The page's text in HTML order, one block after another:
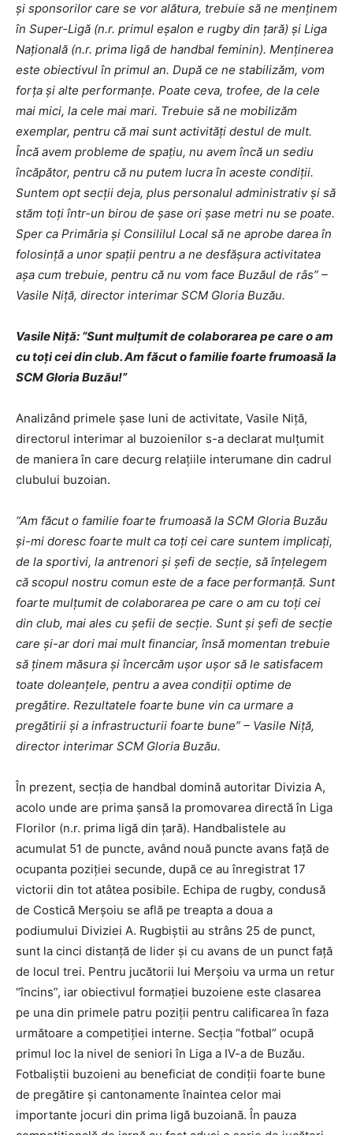
şi sponsorilor care se vor alătura, trebuie să ne menţinem
în Super-Ligă (n.r. primul eşalon e rugby din ţară) şi Liga
Naţională (n.r. prima ligă de handbal feminin). Menţinerea
este obiectivul în primul an. După ce ne stabilizăm, vom
forţa şi alte performanţe. Poate ceva, trofee, de la cele
mai mici, la cele mai mari. Trebuie să ne mobilizăm
exemplar, pentru că mai sunt activităţi destul de mult.
Încă avem probleme de spaţiu, nu avem încă un sediu
încăpător, pentru că nu putem lucra în aceste condiţii.
Suntem opt secţii deja, plus personalul administrativ şi să
stăm toţi într-un birou de şase ori şase metri nu se poate.
Sper ca Primăria şi Consililul Local să ne aprobe darea în
folosinţă a unor spaţii pentru a ne desfăşura activitatea
aşa cum trebuie, pentru că nu vom face Buzăul de râs” –
Vasile Niţă, director interimar SCM Gloria Buzău.
Vasile Niţă: “Sunt mulţumit de colaborarea pe care o am
cu toţi cei din club. Am făcut o familie foarte frumoasă la
SCM Gloria Buzău!”
Analizând primele şase luni de activitate, Vasile Niţă,
directorul interimar al buzoienilor s-a declarat mulţumit
de maniera în care decurg relaţiile interumane din cadrul
clubului buzoian.
“Am făcut o familie foarte frumoasă la SCM Gloria Buzău
şi-mi doresc foarte mult ca toţi cei care suntem implicaţi,
de la sportivi, la antrenori şi şefi de secţie, să înţelegem
că scopul nostru comun este de a face performanţă. Sunt
foarte mulţumit de colaborarea pe care o am cu toţi cei
din club, mai ales cu şefii de secţie. Sunt şi şefi de secţie
care şi-ar dori mai mult financiar, însă momentan trebuie
să ţinem măsura şi încercăm uşor uşor să le satisfacem
toate doleanţele, pentru a avea condiţii optime de
pregătire. Rezultatele foarte bune vin ca urmare a
pregătirii şi a infrastructurii foarte bune” – Vasile Niţă,
director interimar SCM Gloria Buzău.
În prezent, secţia de handbal domină autoritar Divizia A,
acolo unde are prima şansă la promovarea directă în Liga
Florilor (n.r. prima ligă din ţară). Handbalistele au
acumulat 51 de puncte, având nouă puncte avans faţă de
ocupanta poziţiei secunde, după ce au înregistrat 17
victorii din tot atâtea posibile. Echipa de rugby, condusă
de Costică Merşoiu se află pe treapta a doua a
podiumului Diviziei A. Rugbiştii au strâns 25 de punct,
sunt la cinci distanţă de lider şi cu avans de un punct faţă
de locul trei. Pentru jucătorii lui Merşoiu va urma un retur
“încins”, iar obiectivul formaţiei buzoiene este clasarea
pe una din primele patru poziţii pentru calificarea în faza
următoare a competiţiei interne. Secţia “fotbal” ocupă
primul loc la nivel de seniori în Liga a IV-a de Buzău.
Fotbaliştii buzoieni au beneficiat de condiţii foarte bune
de pregătire şi cantonamente înaintea celor mai
importante jocuri din prima ligă buzoiană. În pauza